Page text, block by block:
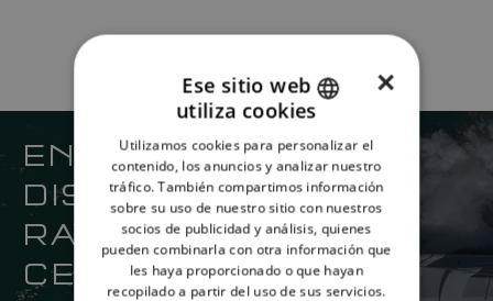
ENCUENTRE SU
DISTRIBUIDOR DE
RAYMARINE MÁS
CERCANO
ENGLISH
FRENCH
DANISH
ITALIAN
SWEDISH
×
Ese sitio web
utiliza cookies
Utilizamos cookies para personalizar el
contenido, los anuncios y analizar nuestro
tráfico. También compartimos información
sobre su uso de nuestro sitio con nuestros
socios de publicidad y análisis, quienes
pueden combinarla con otra información que
les haya proporcionado o que hayan
recopilado a partir del uso de sus servicios.